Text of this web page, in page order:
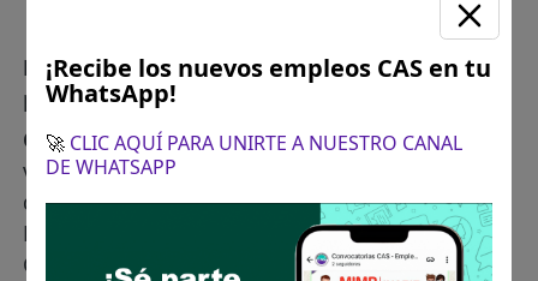
Plazo para postular:22 de mayo de 2025 A
partir de 8:00 am hasta 12:30 pm
CÓMO POSTULAR:Presentación de la hoja de
vida documentada en la Municipalidad Distrital
de Colquemarca, plaza de armas s/n, Mesa de
Partes de la Municipalidad Distrital de
Colquemarca
¡Recibe los nuevos empleos CAS en tu
WhatsApp!
🚀 CLIC AQUÍ PARA UNIRTE A NUESTRO CANAL
DE WHATSAPP